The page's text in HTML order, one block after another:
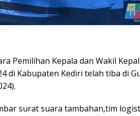
Pemilihan Kepala dan Wakil
di Kabupaten Kediri telah tiba di
surat suara tambahan,tim